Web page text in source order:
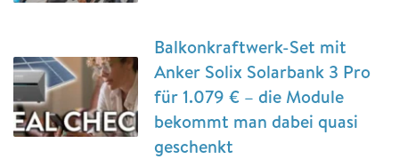
Balkonkraftwerk-Set mit
Anker Solix Solarbank 3 Pro
für 1.079 € – die Module
bekommt man dabei quasi
geschenkt